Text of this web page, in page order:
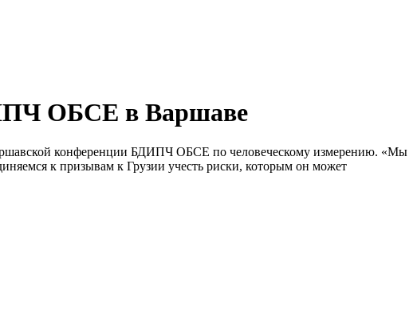
ОБСЕ в Варшаве
конференции БДИПЧ ОБСЕ по человеческому измерению. «Мы
к призывам к Грузии учесть риски, которым он может